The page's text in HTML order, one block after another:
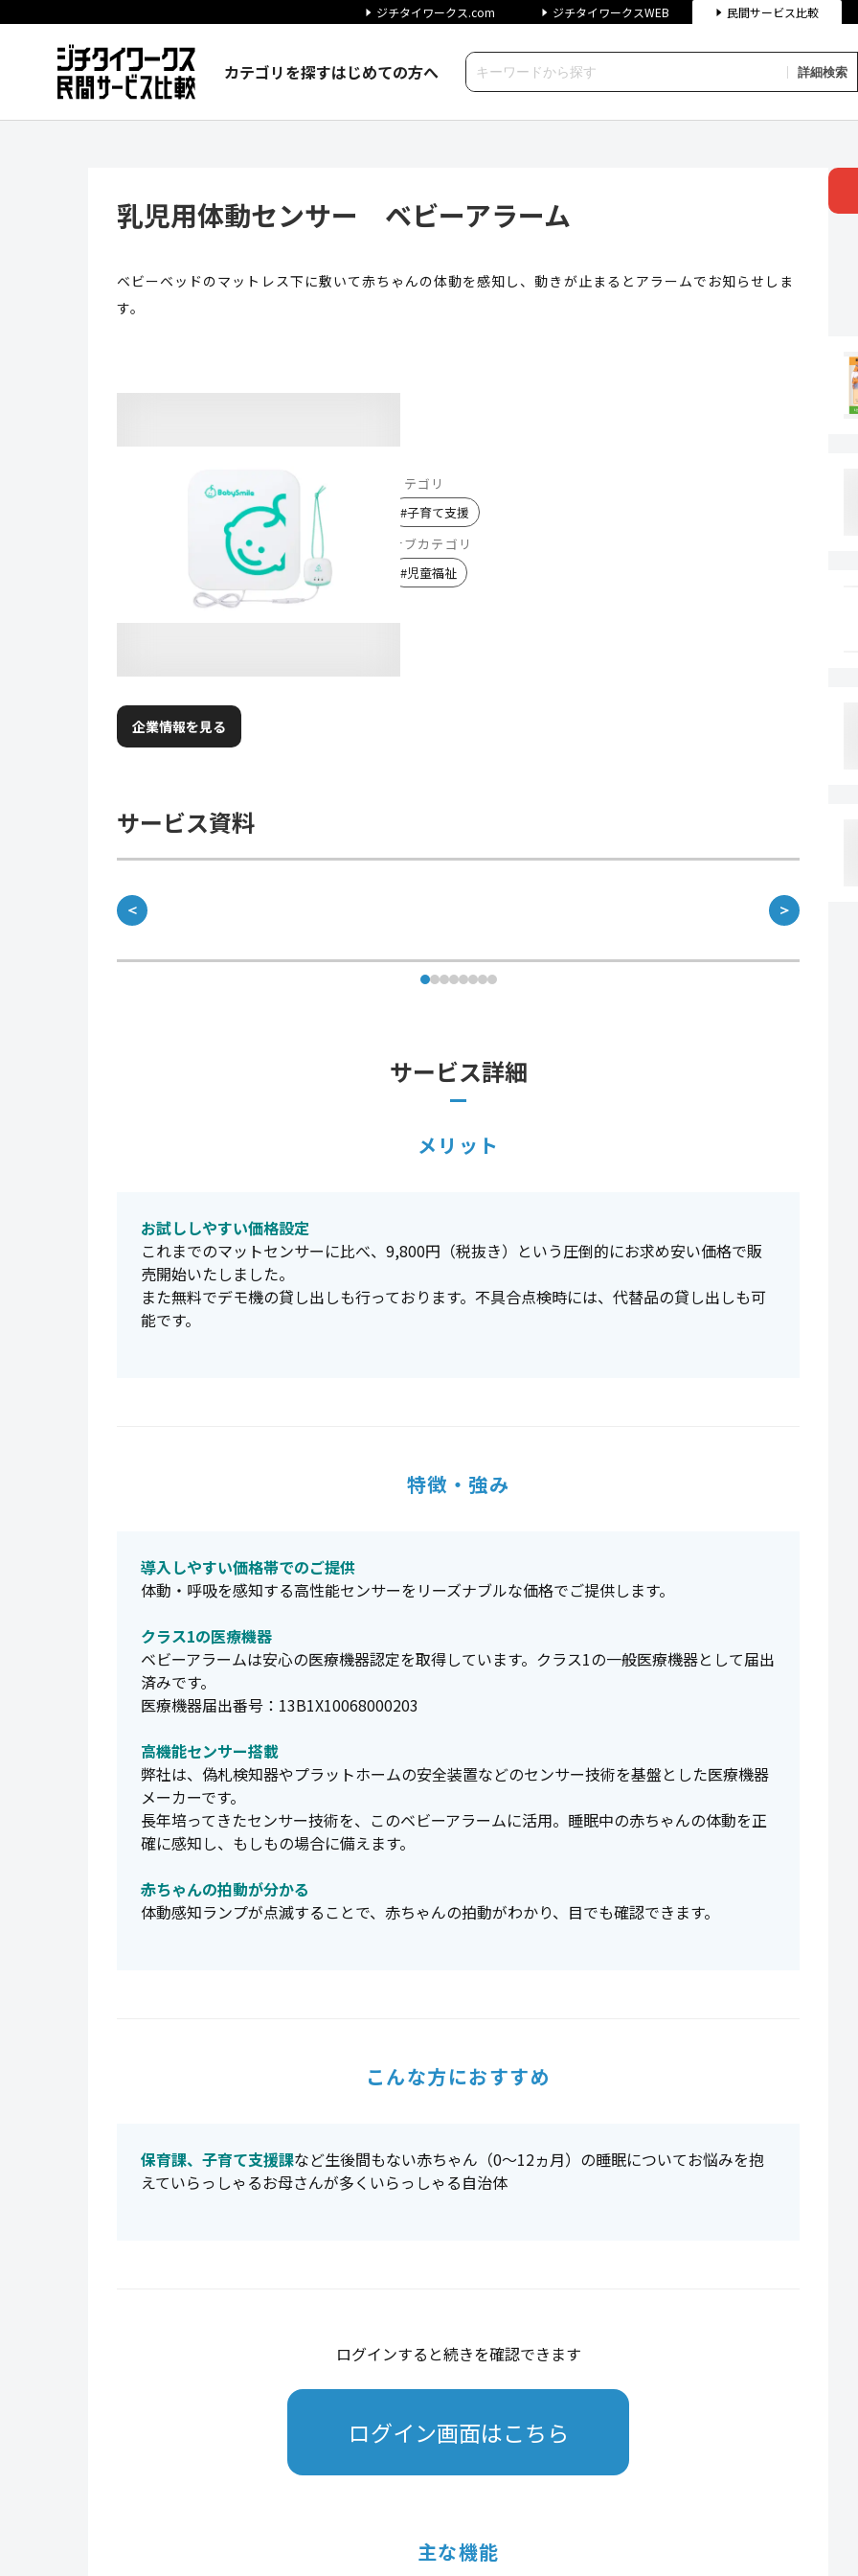
ジチタイワークス.com ジチタイワークスWEB 民間サービス比較
カテゴリを探すはじめての方へ 詳細検索
乳児用体動センサー ベビーアラーム
ベビーベッドのマットレス下に敷いて赤ちゃんの体動を感知し、動きが止まるとアラームでお知らせしま
す。
カテゴリ
#子育て支援
サブカテゴリ
#児童福祉
企業情報を見る
サービス資料
＜ ＞
サービス詳細
メリット
お試ししやすい価格設定
これまでのマットセンサーに比べ、9,800円（税抜き）という圧倒的にお求め安い価格で販
売開始いたしました。
また無料でデモ機の貸し出しも行っております。不具合点検時には、代替品の貸し出しも可
能です。
特徴・強み
導入しやすい価格帯でのご提供
体動・呼吸を感知する高性能センサーをリーズナブルな価格でご提供します。
クラス1の医療機器
ベビーアラームは安心の医療機器認定を取得しています。クラス1の一般医療機器として届出
済みです。
医療機器届出番号：13B1X10068000203
高機能センサー搭載
弊社は、偽札検知器やプラットホームの安全装置などのセンサー技術を基盤とした医療機器
メーカーです。
長年培ってきたセンサー技術を、このベビーアラームに活用。睡眠中の赤ちゃんの体動を正
確に感知し、もしもの場合に備えます。
赤ちゃんの拍動が分かる
体動感知ランプが点滅することで、赤ちゃんの拍動がわかり、目でも確認できます。
こんな方におすすめ
保育課、子育て支援課など生後間もない赤ちゃん（0～12ヵ月）の睡眠についてお悩みを抱
えていらっしゃるお母さんが多くいらっしゃる自治体
ログインすると続きを確認できます
ログイン画面はこちら
主な機能